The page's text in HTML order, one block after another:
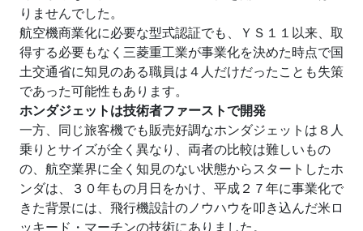
りませんでした。
航空機商業化に必要な型式認証でも、ＹＳ１１以来、取
得する必要もなく三菱重工業が事業化を決めた時点で国
土交通省に知見のある職員は４人だけだったことも失策
であった可能性もあります。
ホンダジェットは技術者ファーストで開発
一方、同じ旅客機でも販売好調なホンダジェットは８人
乗りとサイズが全く異なり、両者の比較は難しいもの
の、航空業界に全く知見のない状態からスタートしたホ
ンダは、３０年もの月日をかけ、平成２７年に事業化で
きた背景には、飛行機設計のノウハウを叩き込んだ米ロ
ッキード・マーチンの技術にありました。